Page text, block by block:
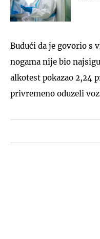
Budući da je govorio s
nogama nije bio
alkotest pokazao 2,24
privremeno oduzeli